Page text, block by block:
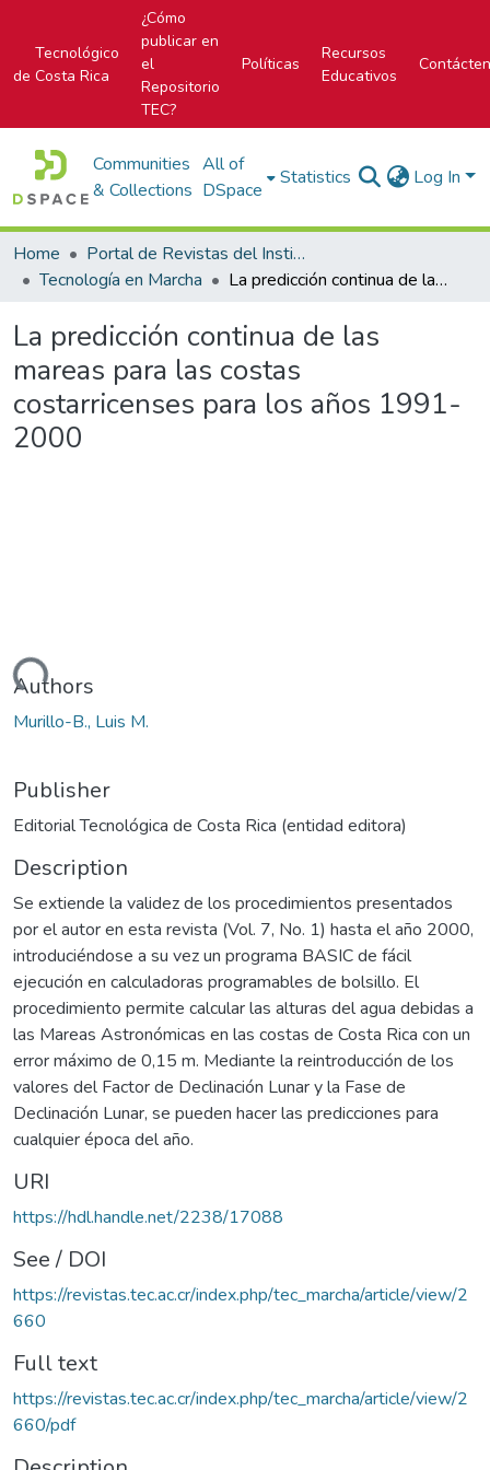
Tecnológico
de Costa Rica
¿Cómo
publicar en
el
Repositorio
TEC?
Políticas
Recursos
Educativos
Communities
& Collections
All of
DSpace
Statistics Log In
Home
Portal de Revistas del Instituto Tecnológico de Costa Rica
Tecnología en Marcha
La predicción continua de las mareas para las costas costarricenses para los años 1991-2000
La predicción continua de las
mareas para las costas
costarricenses para los años 1991-
2000
Authors
Murillo-B., Luis M.
Publisher
Editorial Tecnológica de Costa Rica (entidad editora)
Description
Se extiende la validez de los procedimientos presentados
por el autor en esta revista (Vol. 7, No. 1) hasta el año 2000,
introduciéndose a su vez un programa BASIC de fácil
ejecución en calculadoras programables de bolsillo. El
procedimiento permite calcular las alturas del agua debidas a
las Mareas Astronómicas en las costas de Costa Rica con un
error máximo de 0,15 m. Mediante la reintroducción de los
valores del Factor de Declinación Lunar y la Fase de
Declinación Lunar, se pueden hacer las predicciones para
cualquier época del año.
URI
https://hdl.handle.net/2238/17088
See / DOI
https://revistas.tec.ac.cr/index.php/tec_marcha/article/view/2
660
Full text
https://revistas.tec.ac.cr/index.php/tec_marcha/article/view/2
660/pdf